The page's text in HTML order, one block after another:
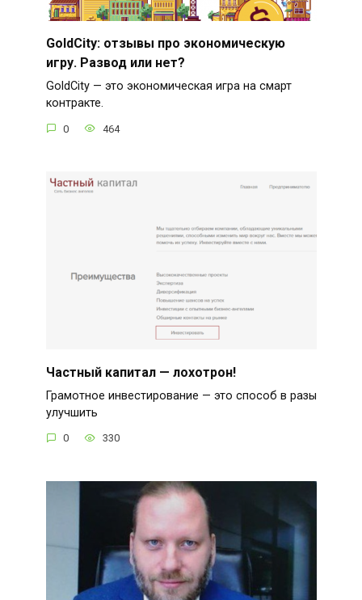
GoldCity: отзывы про экономическую
игру. Развод или нет?
GoldCity — это экономическая игра на смарт
контракте.
0 464
Частный капитал — лохотрон!
Грамотное инвестирование — это способ в разы
улучшить
0 330